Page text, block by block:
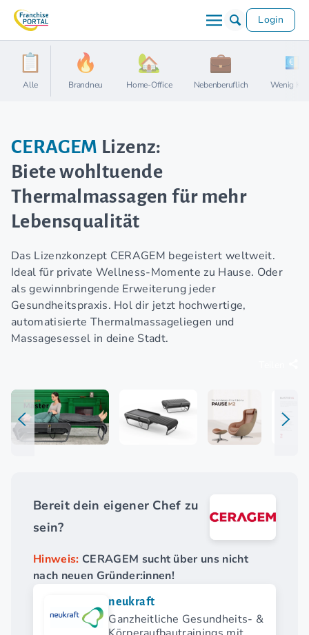
Login
Alle Brandneu Home-Office Nebenberuflich Wenig
CERAGEM Lizenz:
Biete wohltuende
Thermalmassagen für mehr
Lebensqualität
Das Lizenzkonzept CERAGEM begeistert weltweit.
Ideal für private Wellness-Momente zu Hause. Oder
als gewinnbringende Erweiterung jeder
Gesundheitspraxis. Hol dir jetzt hochwertige,
automatisierte Thermalmassageliegen und
Massagesessel in deine Stadt.
Bereit dein eigener Chef zu
sein?
Hinweis: CERAGEM sucht über uns nicht
nach neuen Gründer:innen!
neukraft
Ganzheitliche Gesundheits- &